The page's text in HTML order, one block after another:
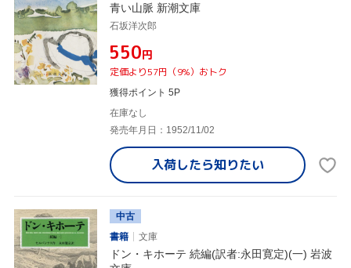
青い山脈 新潮文庫
石坂洋次郎
¥550円
定価より57円（9%）おトク
獲得ポイント 5P
在庫なし
発売年月日：1952/11/02
入荷したら知りたい
中古
書籍
文庫
ドン・キホーテ 続編(訳者:永田寛定)(一) 岩波